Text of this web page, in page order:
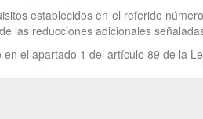
establecidos en el referido
las reducciones adicionales
el apartado 1 del artículo 89 de la